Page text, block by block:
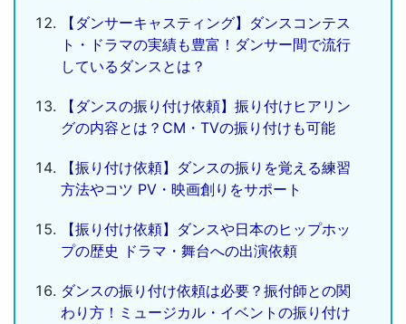
【ダンサーキャスティング】ダンスコンテス
ト・ドラマの実績も豊富！ダンサー間で流行
しているダンスとは？
【ダンスの振り付け依頼】振り付けヒアリン
グの内容とは？CM・TVの振り付けも可能
【振り付け依頼】ダンスの振りを覚える練習
方法やコツ PV・映画創りをサポート
【振り付け依頼】ダンスや日本のヒップホッ
プの歴史 ドラマ・舞台への出演依頼
ダンスの振り付け依頼は必要？振付師との関
わり方！ミュージカル・イベントの振り付け